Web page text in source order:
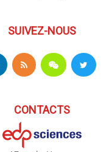
SUIVEZ-NOUS
CONTACTS